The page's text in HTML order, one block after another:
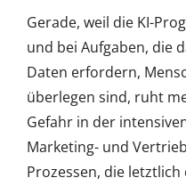
Gerade, weil die KI-
und bei Aufgaben, die
Daten erfordern,
überlegen sind, ruht
Gefahr in der
Marketing- und
Prozessen, die